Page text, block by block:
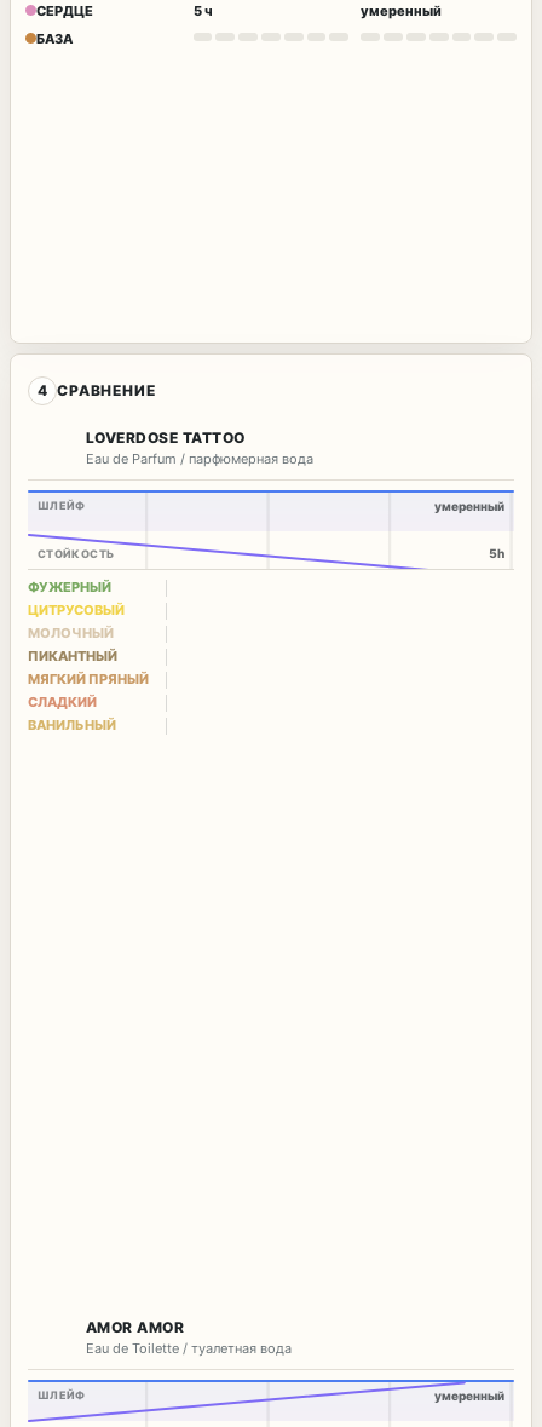
СЕРДЦЕ
БАЗА
5 ч
умеренный
4 СРАВНЕНИЕ
LOVERDOSE TATTOO
Eau de Parfum / парфюмерная вода
ШЛЕЙФ
СТОЙКОСТЬ
умеренный
5h
ФУЖЕРНЫЙ
ЦИТРУСОВЫЙ
МОЛОЧНЫЙ
ПИКАНТНЫЙ
МЯГКИЙ ПРЯНЫЙ
СЛАДКИЙ
ВАНИЛЬНЫЙ
AMOR AMOR
Eau de Toilette / туалетная вода
ШЛЕЙФ умеренный